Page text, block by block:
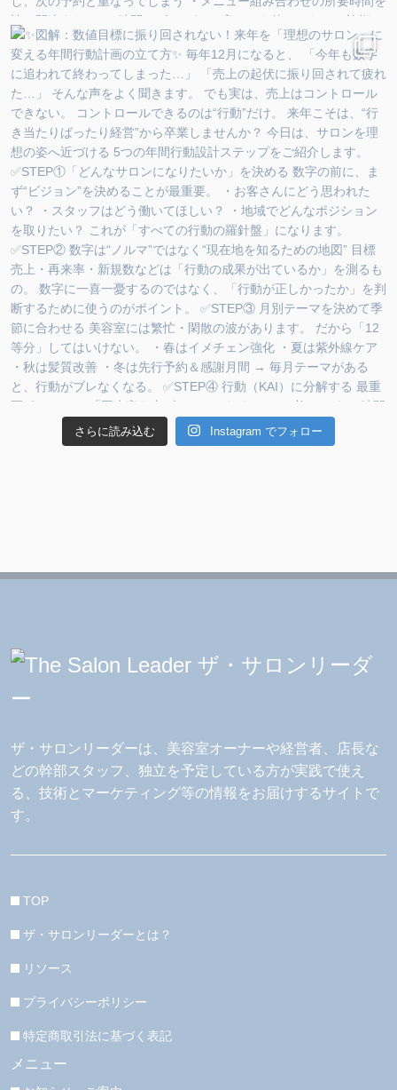
さらに読み込む Instagram でフォロー
ザ・サロンリーダーは、美容室オーナーや経営者、店長な
どの幹部スタッフ、独立を予定している方が実践で使え
る、技術とマーケティング等の情報をお届けするサイトで
す。
TOP
ザ・サロンリーダーとは？
リソース
プライバシーポリシー
特定商取引法に基づく表記
メニュー